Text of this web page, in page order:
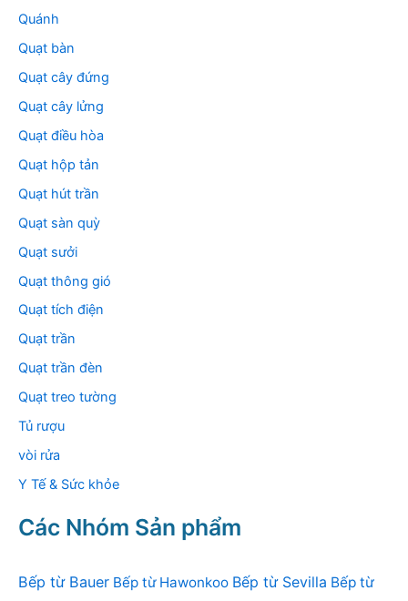
Quánh
Quạt bàn
Quạt cây đứng
Quạt cây lửng
Quạt điều hòa
Quạt hộp tản
Quạt hút trần
Quạt sàn quỳ
Quạt sưởi
Quạt thông gió
Quạt tích điện
Quạt trần
Quạt trần đèn
Quạt treo tường
Tủ rượu
vòi rửa
Y Tế & Sức khỏe
Các Nhóm Sản phẩm
Bếp từ Bauer Bếp từ Hawonkoo Bếp từ Sevilla Bếp từ